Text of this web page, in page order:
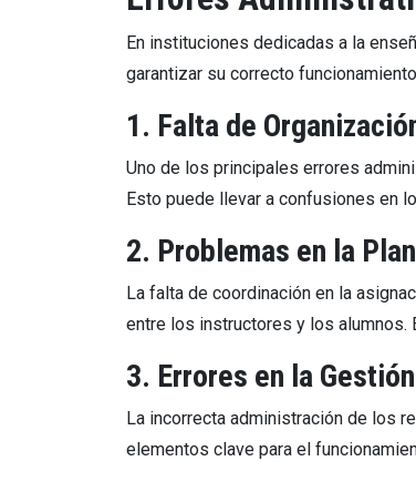
En instituciones dedicadas a la
garantizar su correcto
1. Falta de
Uno de los principales errores
Esto puede llevar a confusiones en
2. Problemas en la
La falta de coordinación en la
entre los instructores y los
3. Errores en la
La incorrecta administración de los
elementos clave para el